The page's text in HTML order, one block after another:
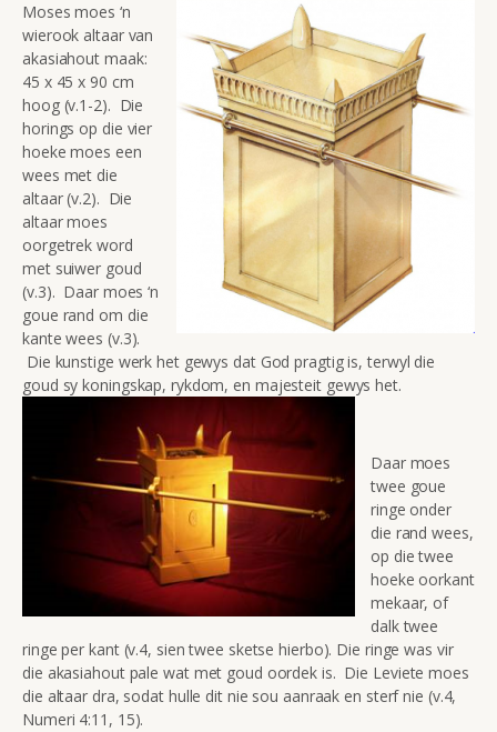
Moses moes ‘n
wierook altaar van
akasiahout maak:
45 x 45 x 90 cm
hoog (v.1-2). Die
horings op die vier
hoeke moes een
wees met die
altaar (v.2). Die
altaar moes
oorgetrek word
met suiwer goud
(v.3). Daar moes ‘n
goue rand om die
kante wees (v.3).
Die kunstige werk het gewys dat God pragtig is, terwyl die
goud sy koningskap, rykdom, en majesteit gewys het.
Daar moes
twee goue
ringe onder
die rand wees,
op die twee
hoeke oorkant
mekaar, of
dalk twee
ringe per kant (v.4, sien twee sketse hierbo). Die ringe was vir
die akasiahout pale wat met goud oordek is. Die Leviete moes
die altaar dra, sodat hulle dit nie sou aanraak en sterf nie (v.4,
Numeri 4:11, 15).